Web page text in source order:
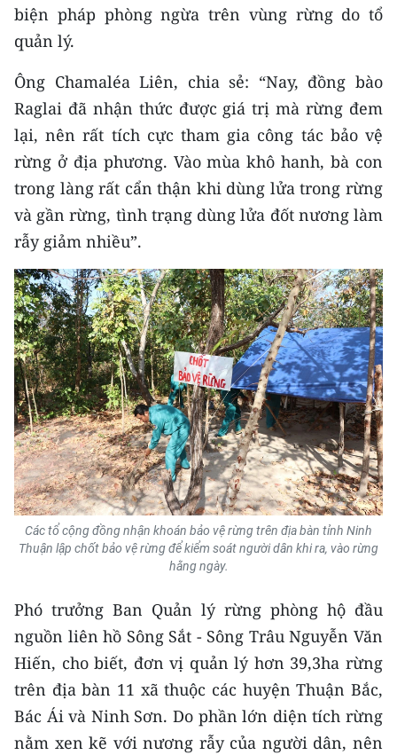
Đồng bằng sông Cửu Long
Chuyên trang Hà Nội
Chuyên trang TP. Hồ Chí Minh
CHUYÊN ĐỀ
CÁC CHUYÊN TRANG
VỀ BÁO NHÂN DÂN
THỜI NAY
NHÂN DÂN CUỐI TUẦN
NHÂN DÂN HẰNG THÁNG
MUA BÁO
ĐỌC BÁO IN
ENGLISH
中文
РУССКИЙ
ESPAÑOL
한국어
biện pháp phòng ngừa trên vùng rừng do tổ
quản lý.
Ông Chamaléa Liên, chia sẻ: “Nay, đồng bào
Raglai đã nhận thức được giá trị mà rừng đem
lại, nên rất tích cực tham gia công tác bảo vệ
rừng ở địa phương. Vào mùa khô hanh, bà con
trong làng rất cẩn thận khi dùng lửa trong rừng
và gần rừng, tình trạng dùng lửa đốt nương làm
rẫy giảm nhiều”.
Các tổ cộng đồng nhận khoán bảo vệ rừng trên địa bàn tỉnh Ninh
Thuận lập chốt bảo vệ rừng để kiểm soát người dân khi ra, vào rừng
hằng ngày.
Phó trưởng Ban Quản lý rừng phòng hộ đầu
nguồn liên hồ Sông Sắt - Sông Trâu Nguyễn Văn
Hiến, cho biết, đơn vị quản lý hơn 39,3ha rừng
trên địa bàn 11 xã thuộc các huyện Thuận Bắc,
Bác Ái và Ninh Sơn. Do phần lớn diện tích rừng
nằm xen kẽ với nương rẫy của người dân, nên